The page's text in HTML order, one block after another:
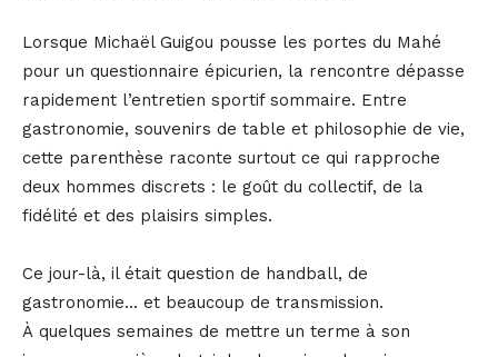
Lorsque Michaël Guigou pousse les portes du Mahé
pour un questionnaire épicurien, la rencontre dépasse
rapidement l’entretien sportif sommaire. Entre
gastronomie, souvenirs de table et philosophie de vie,
cette parenthèse raconte surtout ce qui rapproche
deux hommes discrets : le goût du collectif, de la
fidélité et des plaisirs simples.
Ce jour-là, il était question de handball, de
gastronomie… et beaucoup de transmission.
À quelques semaines de mettre un terme à son